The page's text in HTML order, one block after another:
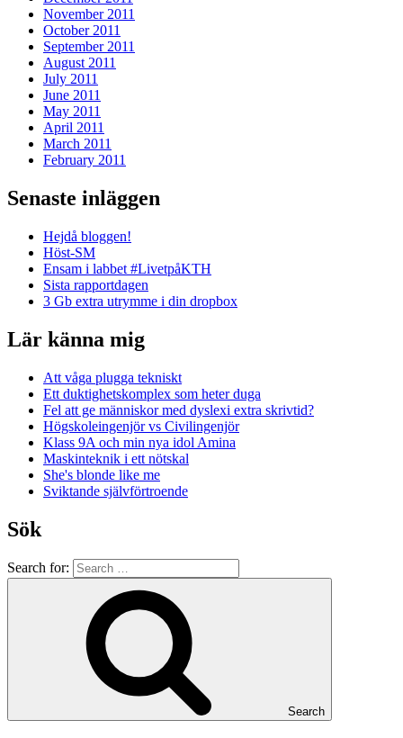
November 2011
October 2011
September 2011
August 2011
July 2011
June 2011
May 2011
April 2011
March 2011
February 2011
Senaste inläggen
Hejdå bloggen!
Höst-SM
Ensam i labbet #LivetpåKTH
Sista rapportdagen
3 Gb extra utrymme i din dropbox
Lär känna mig
Att våga plugga tekniskt
Ett duktighetskomplex som heter duga
Fel att ge människor med dyslexi extra skrivtid?
Högskoleingenjör vs Civilingenjör
Klass 9A och min nya idol Amina
Maskinteknik i ett nötskal
She's blonde like me
Sviktande självförtroende
Sök
Search for:
Search